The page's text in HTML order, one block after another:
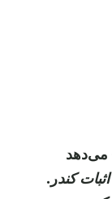
می‌دهد
ر.